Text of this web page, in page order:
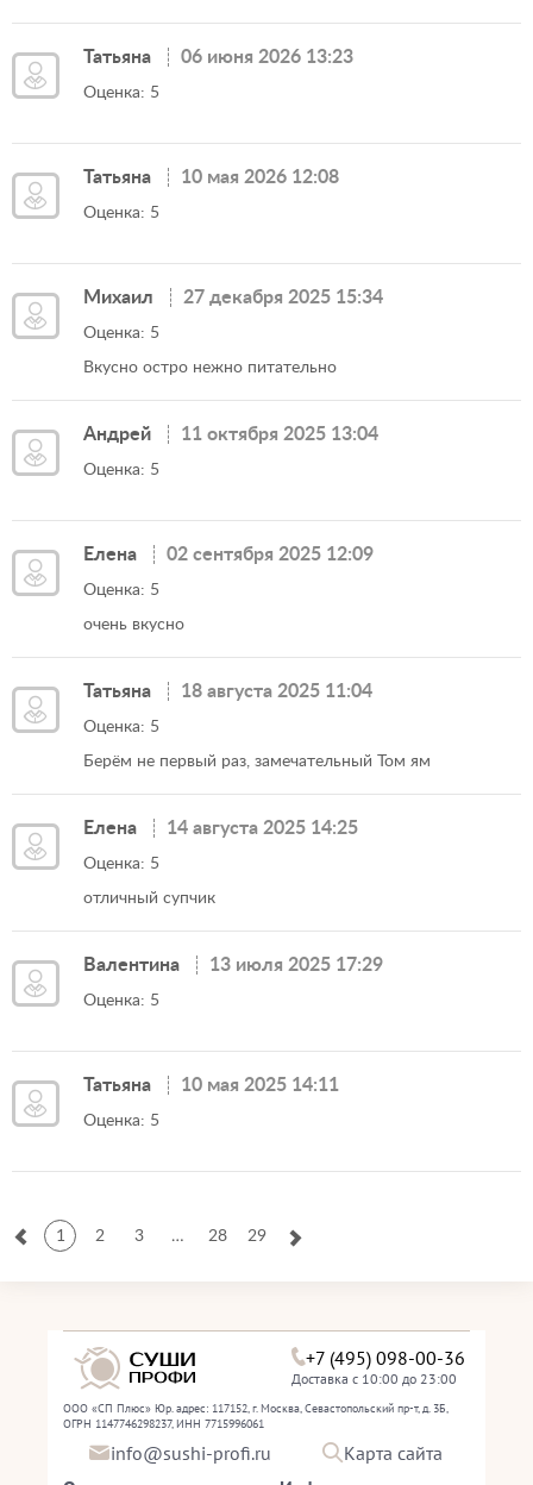
Татьяна 06 июня 2026 13:23
Оценка: 5
Татьяна 10 мая 2026 12:08
Оценка: 5
Михаил 27 декабря 2025 15:34
Оценка: 5
Вкусно остро нежно питательно
Андрей 11 октября 2025 13:04
Оценка: 5
Елена 02 сентября 2025 12:09
Оценка: 5
очень вкусно
Татьяна 18 августа 2025 11:04
Оценка: 5
Берём не первый раз, замечательный Том ям
Елена 14 августа 2025 14:25
Оценка: 5
отличный супчик
Валентина 13 июля 2025 17:29
Оценка: 5
Татьяна 10 мая 2025 14:11
Оценка: 5
1 2 3 … 28 29
+7 (495) 098-00-36
Доставка с 10:00 до 23:00
ООО «СП Плюс» Юр. адрес: 117152, г. Москва, Севастопольский пр-т, д. 3Б,
ОГРН 1147746298237, ИНН 7715996061
info@sushi-profi.ru
Карта сайта